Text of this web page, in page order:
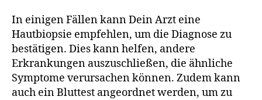
In einigen Fällen kann Dein Arzt eine
Hautbiopsie empfehlen, um die Diagnose zu
bestätigen. Dies kann helfen, andere
Erkrankungen auszuschließen, die ähnliche
Symptome verursachen können. Zudem kann
auch ein Bluttest angeordnet werden, um zu